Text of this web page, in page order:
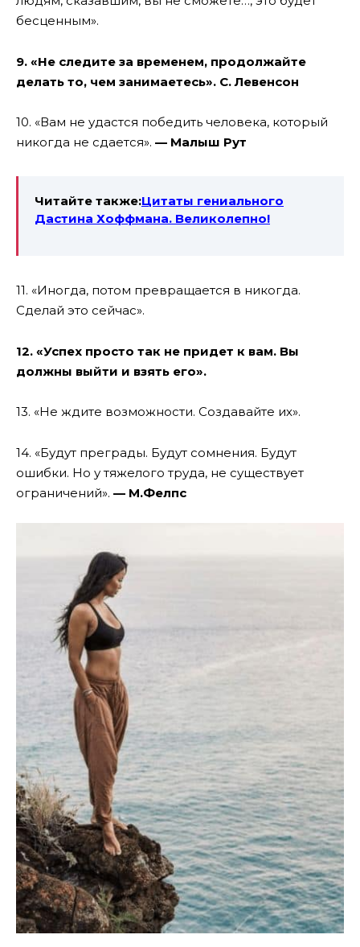
бесценным».
9. «Не следите за временем, продолжайте
делать то, чем занимаетесь». С.Левенсон
10. «Вам не удастся победить человека, который
никогда не сдается». — Малыш Рут
Читайте также:Цитаты гениального
Дастина Хоффмана. Великолепно!
11. «Иногда, потом превращается в никогда.
Сделай это сейчас».
12. «Успех просто так не придет к вам. Вы
должны выйти и взять его».
13. «Не ждите возможности. Создавайте их».
14. «Будут преграды. Будут сомнения. Будут
ошибки. Но у тяжелого труда, не существует
ограничений». — М.Фелпс